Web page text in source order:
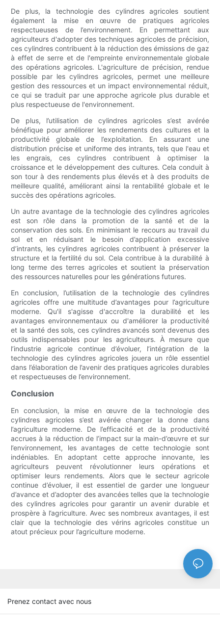
De plus, la technologie des cylindres agricoles soutient
également la mise en œuvre de pratiques agricoles
respectueuses de l’environnement. En permettant aux
agriculteurs d'adopter des techniques agricoles de précision,
ces cylindres contribuent à la réduction des émissions de gaz
à effet de serre et de l'empreinte environnementale globale
des opérations agricoles. L'agriculture de précision, rendue
possible par les cylindres agricoles, permet une meilleure
gestion des ressources et un impact environnemental réduit,
ce qui se traduit par une approche agricole plus durable et
plus respectueuse de l'environnement.
De plus, l’utilisation de cylindres agricoles s’est avérée
bénéfique pour améliorer les rendements des cultures et la
productivité globale de l’exploitation. En assurant une
distribution précise et uniforme des intrants, tels que l'eau et
les engrais, ces cylindres contribuent à optimiser la
croissance et le développement des cultures. Cela conduit à
son tour à des rendements plus élevés et à des produits de
meilleure qualité, améliorant ainsi la rentabilité globale et le
succès des opérations agricoles.
Un autre avantage de la technologie des cylindres agricoles
est son rôle dans la promotion de la santé et de la
conservation des sols. En minimisant le recours au travail du
sol et en réduisant le besoin d’application excessive
d’intrants, les cylindres agricoles contribuent à préserver la
structure et la fertilité du sol. Cela contribue à la durabilité à
long terme des terres agricoles et soutient la préservation
des ressources naturelles pour les générations futures.
En conclusion, l’utilisation de la technologie des cylindres
agricoles offre une multitude d’avantages pour l’agriculture
moderne. Qu'il s'agisse d'accroître la durabilité et les
avantages environnementaux ou d'améliorer la productivité
et la santé des sols, ces cylindres avancés sont devenus des
outils indispensables pour les agriculteurs. À mesure que
l’industrie agricole continue d’évoluer, l’intégration de la
technologie des cylindres agricoles jouera un rôle essentiel
dans l’élaboration de l’avenir des pratiques agricoles durables
et respectueuses de l’environnement.
Conclusion
En conclusion, la mise en œuvre de la technologie des
cylindres agricoles s’est avérée changer la donne dans
l’agriculture moderne. De l’efficacité et de la productivité
accrues à la réduction de l’impact sur la main-d’œuvre et sur
l’environnement, les avantages de cette technologie sont
indéniables. En adoptant cette approche innovante, les
agriculteurs peuvent révolutionner leurs opérations et
optimiser leurs rendements. Alors que le secteur agricole
continue d’évoluer, il est essentiel de garder une longueur
d’avance et d’adopter des avancées telles que la technologie
des cylindres agricoles pour garantir un avenir durable et
prospère à l’agriculture. Avec ses nombreux avantages, il est
clair que la technologie des vérins agricoles constitue un
atout précieux pour l’agriculture moderne.
Prenez contact avec nous